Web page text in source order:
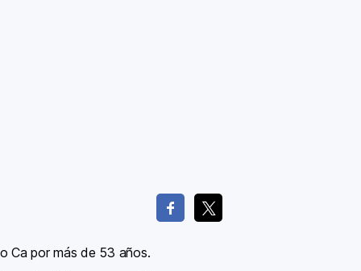
Ca por más de 53 años.